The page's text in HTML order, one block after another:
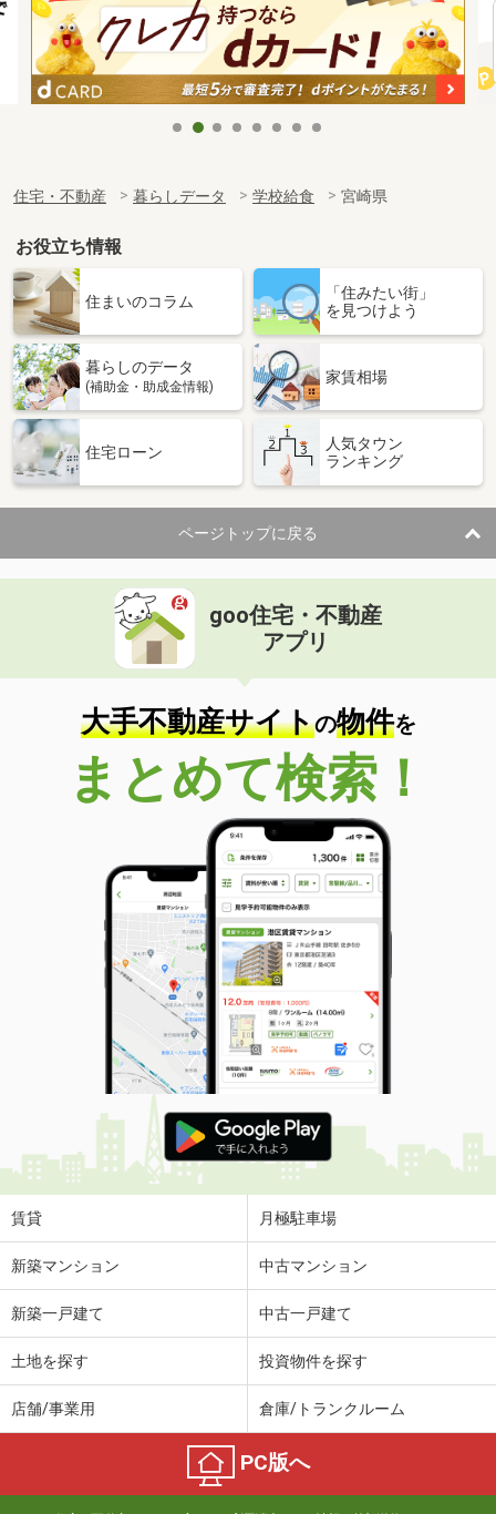
住宅・不動産 暮らしデータ 学校給食 宮崎県
お役立ち情報
住まいのコラム
「住みたい街」
を見つけよう
暮らしのデータ
(補助金・助成金情報)
家賃相場
住宅ローン
人気タウン
ランキング
ページトップに戻る
goo住宅・不動産
アプリ
大手不動産サイトの物件を
まとめて検索！
賃貸 月極駐車場
新築マンション 中古マンション
新築一戸建て 中古一戸建て
土地を探す 投資物件を探す
店舗/事業用 倉庫/トランクルーム
PC版へ